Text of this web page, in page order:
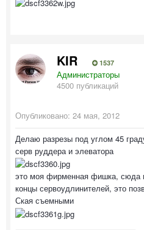
KIR 1537
Администраторы
4500 публикаций
Опубликовано: 24 мая, 2012
Делаю разрезы под углом 45
серв руддера и элеватора
это моя фирменная фишка, сюда
концы сервоудлинителей, это
Ская съемными